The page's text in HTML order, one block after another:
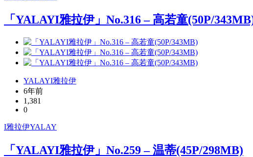
「YALAYI雅拉伊」No.316 – 高若童(50P/
YALAYI雅拉伊
6年前
1,381
0
I雅拉伊YALAY
「YALAYI雅拉伊」No.259 – 温蒂(45P/298MB)